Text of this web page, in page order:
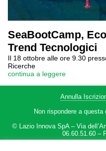
SeaBootCamp,
Trend Tecnologici
Il 18 ottobre alle ore 9.30
Ricerche
continua a leggere
Annulla
Non rispondere a questa
© Lazio Innova SpA – Via
06.60.51.60 –